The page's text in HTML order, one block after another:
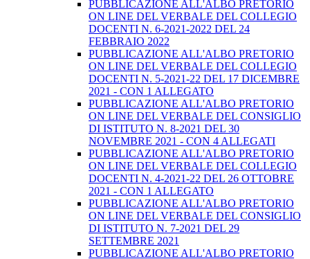
PUBBLICAZIONE ALL'ALBO PRETORIO
ON LINE DEL VERBALE DEL COLLEGIO
DOCENTI N. 6-2021-2022 DEL 24
FEBBRAIO 2022
PUBBLICAZIONE ALL'ALBO PRETORIO
ON LINE DEL VERBALE DEL COLLEGIO
DOCENTI N. 5-2021-22 DEL 17 DICEMBRE
2021 - CON 1 ALLEGATO
PUBBLICAZIONE ALL'ALBO PRETORIO
ON LINE DEL VERBALE DEL CONSIGLIO
DI ISTITUTO N. 8-2021 DEL 30
NOVEMBRE 2021 - CON 4 ALLEGATI
PUBBLICAZIONE ALL'ALBO PRETORIO
ON LINE DEL VERBALE DEL COLLEGIO
DOCENTI N. 4-2021-22 DEL 26 OTTOBRE
2021 - CON 1 ALLEGATO
PUBBLICAZIONE ALL'ALBO PRETORIO
ON LINE DEL VERBALE DEL CONSIGLIO
DI ISTITUTO N. 7-2021 DEL 29
SETTEMBRE 2021
PUBBLICAZIONE ALL'ALBO PRETORIO